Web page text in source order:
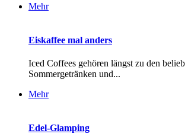
Mehr
Eiskaffee mal anders
Iced Coffees gehören längst zu den
Sommergetränken und...
Mehr
Edel-Glamping